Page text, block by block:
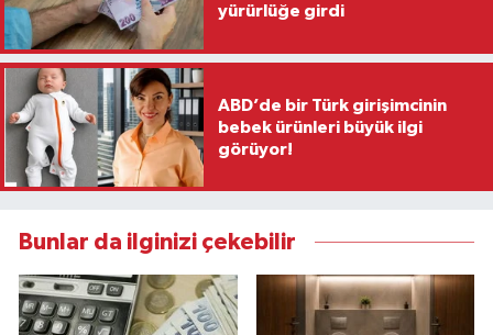
yürürlüğe girdi
ABD’de bir Türk girişimcinin
bebek ürünleri büyük ilgi
görüyor!
Bunlar da ilginizi çekebilir